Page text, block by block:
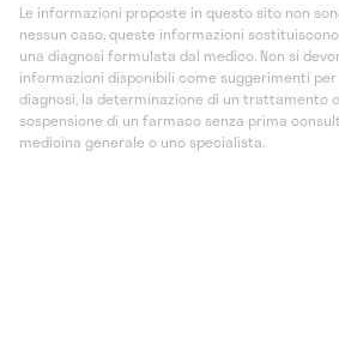
Le informazioni proposte in questo sito non
nessun caso, queste informazioni
una diagnosi formulata dal medico. Non si
informazioni disponibili come suggerimenti
diagnosi, la determinazione di un trattamento o
sospensione di un farmaco senza prima
medicina generale o uno specialista.